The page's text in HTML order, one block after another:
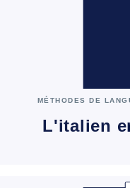
MÉTHODES DE
L'italien